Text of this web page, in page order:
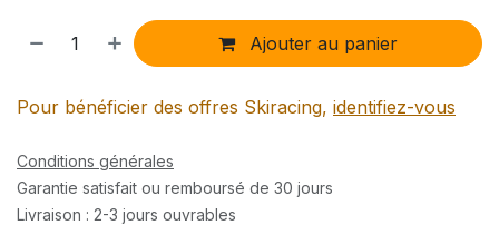
Ajouter au panier
Pour bénéficier des offres Skiracing, identifiez-vous
Conditions générales
Garantie satisfait ou remboursé de 30 jours
Livraison : 2-3 jours ouvrables